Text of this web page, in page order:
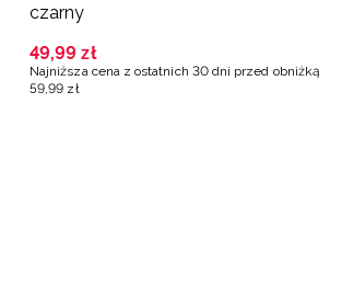
czarny
49,99 zł
Najniższa cena z ostatnich 30 dni przed obniżką
59,99 zł